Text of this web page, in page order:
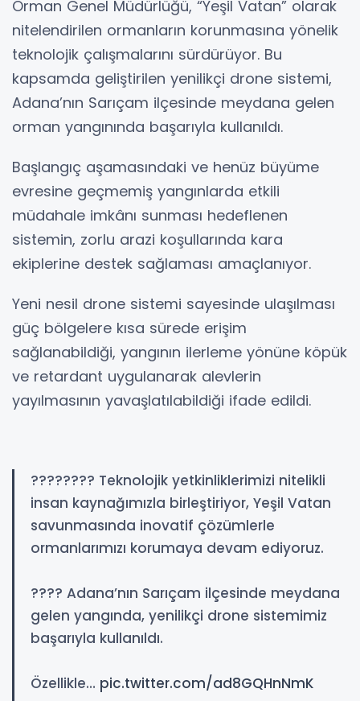
Orman Genel Müdürlüğü, “Yeşil Vatan” olarak
nitelendirilen ormanların korunmasına yönelik
teknolojik çalışmalarını sürdürüyor. Bu
kapsamda geliştirilen yenilikçi drone sistemi,
Adana’nın Sarıçam ilçesinde meydana gelen
orman yangınında başarıyla kullanıldı.
Başlangıç aşamasındaki ve henüz büyüme
evresine geçmemiş yangınlarda etkili
müdahale imkânı sunması hedeflenen
sistemin, zorlu arazi koşullarında kara
ekiplerine destek sağlaması amaçlanıyor.
Yeni nesil drone sistemi sayesinde ulaşılması
güç bölgelere kısa sürede erişim
sağlanabildiği, yangının ilerleme yönüne köpük
ve retardant uygulanarak alevlerin
yayılmasının yavaşlatılabildiği ifade edildi.
???????? Teknolojik yetkinliklerimizi nitelikli
insan kaynağımızla birleştiriyor, Yeşil Vatan
savunmasında inovatif çözümlerle
ormanlarımızı korumaya devam ediyoruz.
???? Adana’nın Sarıçam ilçesinde meydana
gelen yangında, yenilikçi drone sistemimiz
başarıyla kullanıldı.
Özellikle… pic.twitter.com/ad8GQHnNmK